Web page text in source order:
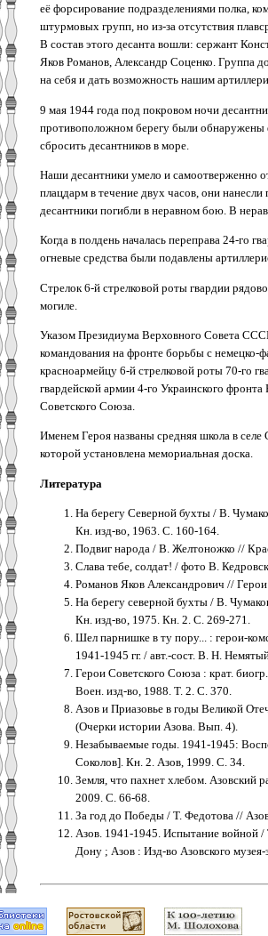
её форсирование подразделениями полка,
штурмовых групп, но из-за отсутствия
В состав этого десанта вошли: сержант
Яков Романов, Александр Соценко. Группа
на себя и дать возможность нашим
9 мая 1944 года под покровом ночи
противоположном берегу были обнаружены
сбросить десантников в море.
Наши десантники умело и самоотверженно
плацдарм в течение двух часов, они
десантники погибли в неравном бою. В
Когда в полдень началась переправа 24-го
огневые средства были подавлены
Стрелок 6-й стрелковой роты гвардии
могиле.
Указом Президиума Верховного Совета
командования на фронте борьбы с немецко-
красноармейцу 6-й стрелковой роты 70-го
гвардейской армии 4-го Украинского
Советского Союза.
Именем Героя названы средняя школа в селе
которой установлена мемориальная доска.
Литература
На берегу Северной бухты / В.
Кн. изд-во, 1963. С. 160-164.
Подвиг народа / В. Желтоножко //
Слава тебе, солдат! / фото В.
Романов Яков Александрович //
На берегу северной бухты / В.
Кн. изд-во, 1975. Кн. 2. С. 269-271.
Шел парнишке в ту пору... : герои-
1941-1945 гг. / авт.-сост. В. Н.
Герои Советского Союза : крат.
Воен. изд-во, 1988. Т. 2. С. 370.
Азов и Приазовье в годы Великой
(Очерки истории Азова. Вып. 4).
Незабываемые годы. 1941-1945:
Соколов]. Кн. 2. Азов, 1999. С. 34.
Земля, что пахнет хлебом. Азовский
2009. С. 66-68.
За год до Победы / Т. Федотова //
Азов. 1941-1945. Испытание войной /
Дону ; Азов : Изд-во Азовского